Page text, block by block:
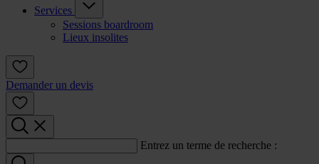
Services
Sessions boardroom
Lieux insolites
Demander un devis
Entrez un terme de recherche :